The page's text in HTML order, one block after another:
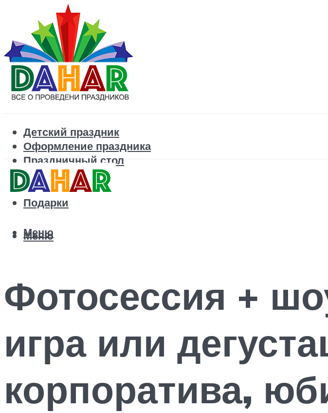
Детский праздник
Оформление праздника
Праздничный стол
Корпоратив
Поздравления
Подарки
Меню
Меню
Фотосессия +
игра или
корпоратива,